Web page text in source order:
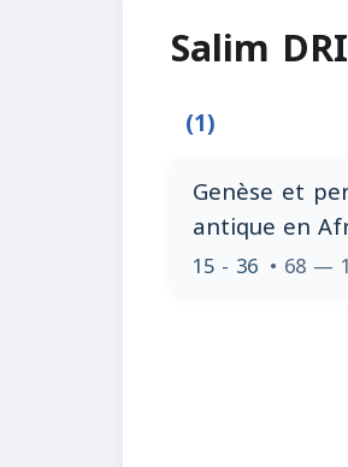
Salim
(1)
Genèse et
antique en
15 - 36 • 68 —